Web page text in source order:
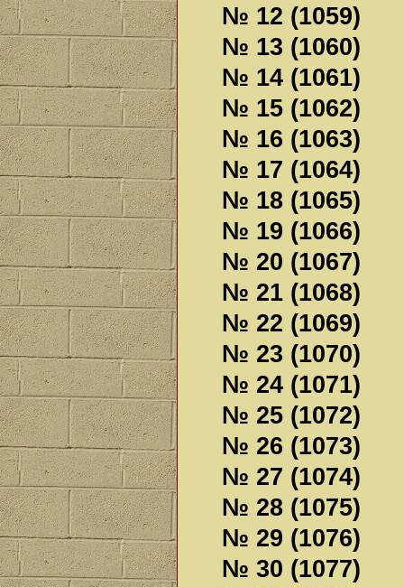
№ 12 (1059)
№ 13 (1060)
№ 14 (1061)
№ 15 (1062)
№ 16 (1063)
№ 17 (1064)
№ 18 (1065)
№ 19 (1066)
№ 20 (1067)
№ 21 (1068)
№ 22 (1069)
№ 23 (1070)
№ 24 (1071)
№ 25 (1072)
№ 26 (1073)
№ 27 (1074)
№ 28 (1075)
№ 29 (1076)
№ 30 (1077)